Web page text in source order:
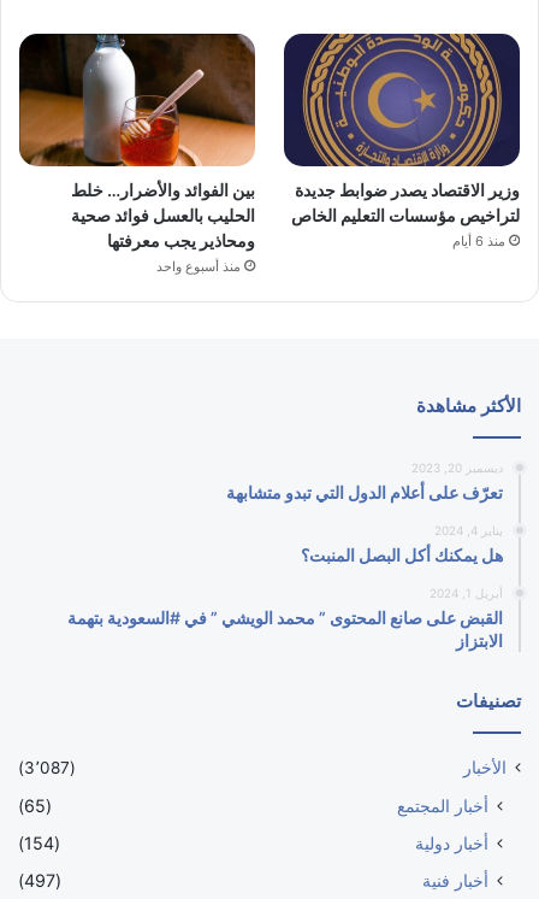
وزير الاقتصاد يصدر ضوابط جديدة
لتراخيص مؤسسات التعليم الخاص
منذ 6 أيام
بين الفوائد والأضرار… خلط
الحليب بالعسل فوائد صحية
ومحاذير يجب معرفتها
منذ أسبوع واحد
الأكثر مشاهدة
ديسمبر 20, 2023
تعرّف على أعلام الدول التي تبدو متشابهة
يناير 4, 2024
هل يمكنك أكل البصل المنبت؟
أبريل 1, 2024
القبض على صانع المحتوى ” محمد الويشي ” في #السعودية بتهمة
الابتزاز
تصنيفات
الأخبار (3٬087)
أخبار المجتمع
(65)
أخبار دولية
(154)
أخبار فنية
(497)